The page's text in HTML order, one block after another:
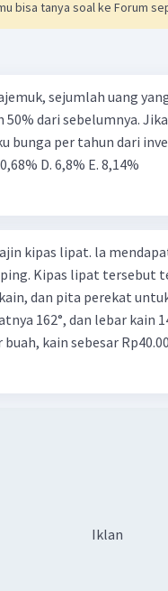
bisa tanya soal ke Forum
sejumlah uang
dari sebelumnya.
bunga per tahun dari
D. 6,8% Ε. 8,14%
kipas lipat. la
Kipas lipat tersebut
dan pita perekat
162°, dan lebar kain
buah, kain sebesar
dijual dengan harga
Bu Ambar.
Iklan